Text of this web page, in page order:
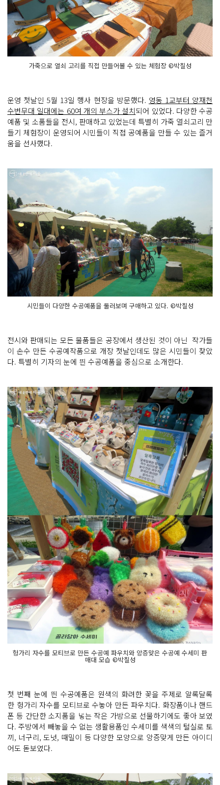
가죽으로 열쇠 고리를 직접 만들어볼 수 있는 체험장 ©박칠성
운영 첫날인 5월 13일 행사 현장을 방문했다. 영동 1교부터 양재천
수변무대 일대에는 60여 개의 부스가 설치되어 있었다. 다양한 수공
예품 및 소품들을 전시, 판매하고 있었는데 특별히 가죽 열쇠고리 만
들기 체험장이 운영되어 시민들이 직접 공예품을 만들 수 있는 즐거
움을 선사했다.
시민들이 다양한 수공예품을 둘러보며 구매하고 있다. ©박칠성
전시와 판매되는 모든 물품들은 공장에서 생산된 것이 아닌 작가들
이 손수 만든 수공예작품으로 개장 첫날인데도 많은 시민들이 찾았
다. 특별히 기자의 눈에 띈 수공예품을 중심으로 소개한다.
헝가리 자수를 모티브로 만든 수공예 파우치와 앙증맞은 수공예 수세미 판
매대 모습 ©박칠성
첫 번째 눈에 띈 수공예품은 원색의 화려한 꽃을 주제로 알록달록
한 헝가리 자수를 모티브로 수놓아 만든 파우치다. 화장품이나 핸드
폰 등 간단한 소지품을 넣는 작은 가방으로 선물하기에도 좋아 보였
다. 주방에서 빼놓을 수 없는 생활용품인 수세미를 색색의 털실로 토
끼, 너구리, 도넛, 때밀이 등 다양한 모양으로 앙증맞게 만든 아이디
어도 돋보였다.